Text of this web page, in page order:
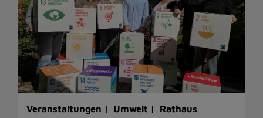
Veranstaltungen | Umwelt | Rathaus